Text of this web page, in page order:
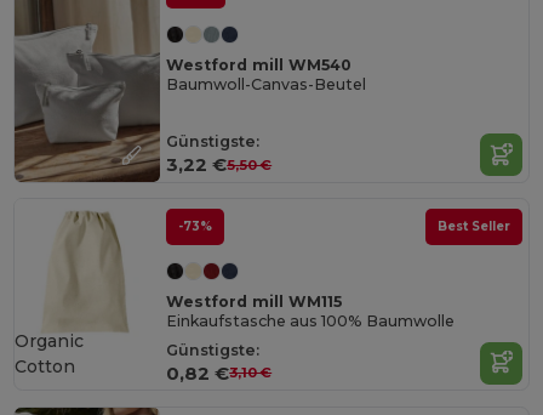
Westford mill WM540
Baumwoll-Canvas-Beutel
Günstigste:
3,22 €5,50 €
-73% Best Seller
Westford mill WM115
Einkaufstasche aus 100% Baumwolle
Günstigste:
0,82 €3,10 €
Organic
Cotton